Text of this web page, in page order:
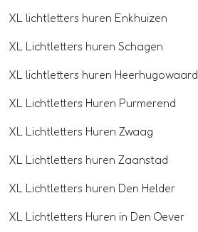
XL lichtletters huren Enkhuizen
XL Lichtletters huren Schagen
XL lichtletters huren Heerhugowaard
XL Lichtletters Huren Purmerend
XL Lichtletters Huren Zwaag
XL Lichtletters huren Zaanstad
XL Lichtletters huren Den Helder
XL Lichtletters Huren in Den Oever